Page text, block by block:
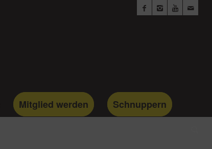
Mitglied werden
Schnuppern